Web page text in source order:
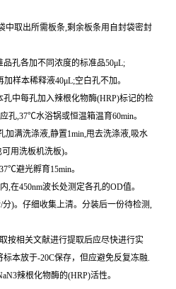
中取出所需板条,剩余板条用自封袋密封
孔各加不同浓度的标准品50μL;
样本稀释液40μL;空白孔不加。
中每孔加入辣根化物酶(HRP)标记的检
孔,37℃水浴锅或恒温箱温育60min。
加满洗涤液,静置1min,甩去洗涤液,吸水
用洗板机洗板)。
避光孵育15min。
,在450nm波长处测定各孔的OD值。
分)。仔细收集上清。分装后一份待检测,
按相关文献进行提取后应尽快进行实
本放于-20C保存，但应避免反复冻融.
辣根化物酶的(HRP)活性。